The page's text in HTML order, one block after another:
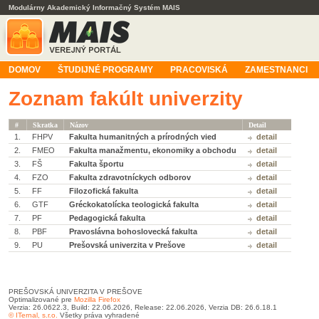
Modulárny Akademický Informačný Systém MAIS
DOMOV ŠTUDIJNÉ PROGRAMY PRACOVISKÁ ZAMESTNANCI
Zoznam fakúlt univerzity
# Skratka Názov Detail
1. FHPV Fakulta humanitných a prírodných vied
detail
2.
FMEO Fakulta manažmentu, ekonomiky a obchodu
detail
3.
FŠ Fakulta športu
detail
4.
FZO Fakulta zdravotníckych odborov
detail
5.
FF Filozofická fakulta
detail
6.
GTF Gréckokatolícka teologická fakulta
detail
7.
PF Pedagogická fakulta
detail
8.
PBF Pravoslávna bohoslovecká fakulta
detail
9.
PU Prešovská univerzita v Prešove detail
PREŠOVSKÁ UNIVERZITA V PREŠOVE
Optimalizované pre Mozilla Firefox
Verzia: 26.0622.3, Build: 22.06.2026, Release: 22.06.2026, Verzia DB: 26.6.18.1
© ITernal, s.r.o. Všetky práva vyhradené